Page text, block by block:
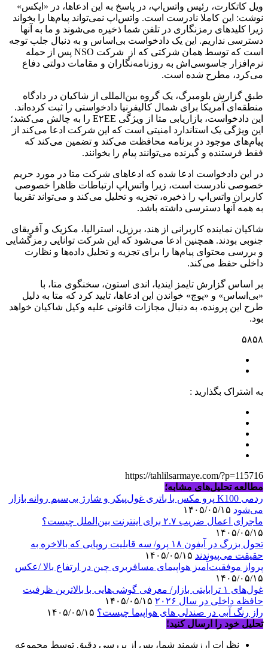
ویل کاتکارت، رئیس واتس‌اپ، در پاسخ به این ادعاها، در «ایکس»
نوشت: این کاملا نادرست است. واتس‌اپ نمی‌تواند پیام‌ها را بخواند
زیرا کلیدهای رمزنگاری در تلفن شما ذخیره می‌شوند و ما به آنها
دسترسی نداریم. این یک دادخواست بی‌اساس و به دنبال جلب توجه
است که توسط همان شرکتی که از شرکت NSO پس از حمله
نرم‌افزار جاسوسی‌اش به روزنامه‌نگاران و مقامات دولتی دفاع
می‌کرد، مطرح شده است.
طبق گزارش بلومبرگ، یک گروه بین‌المللی از شاکیان در دادگاه
منطقه‌ای آمریکا برای شمال کالیفرنیا دادخواستی را ثبت کرده‌اند.
این دادخواست، بازاریابی متا از ویژگی E۲EE را به چالش می‌کشد؛
این ویژگی یک استاندارد امنیتی است که این شرکت ادعا می‌کند از
پیام‌های موجود در برنامه محافظت می‌کند و تضمین می‌کند که
فقط فرستنده و گیرنده می‌توانند پیام را بخوانند.
در این دادخواست ادعا شده که ادعاهای شرکت متا در مورد حریم
خصوصی نادرست است، زیرا واتس‌اپ ارتباطات ظاهرا خصوصی
کاربران واتس‌اپ را ذخیره، تجزیه و تحلیل می‌کند و می‌تواند تقریبا
به همه آنها دسترسی داشته باشد.
شاکیان نماینده کاربرانی از هند، برزیل، استرالیا، مکزیک و آفریقای
جنوبی بودند. همچنین ادعا می‌شود که این شرکت توانایی رمزگشایی
و بررسی محتوای پیام‌ها را برای تجزیه و تحلیل داده‌ها و نظارت
داخلی حفظ می‌کند.
بر اساس گزارش تایمز ایندیا، اندی استون، سخنگوی متا، با
«بی‌اساس» و «پوچ» خواندن این ادعاها، تایید کرد که متا به دلیل
طرح این پرونده، به دنبال مجازات قانونی علیه وکیل شاکیان خواهد
بود.
۵۸۵۸
به اشتراک بگذارید :
https://tahlilsarmaye.com/?p=115716
مطالعه تحلیل‌های مشابه؛
ردمی K100 پرو مکس با باتری غول‌پیکر و شارژ بی‌سیم روانه بازار
می‌شود
ماجرای اعمال ضریب ۲.۷ برای اینترنت بین‌الملل چیست؟
۱۴۰۵/۰۵/۱۵
تحول بزرگ در آیفون ۱۸ پرو/ سه قابلیت رویایی که بالاخره به
حقیقت می‌پیوندند
پرواز موفقیت‌آمیز هواپیمای مسافربری چین در ارتفاع بالا /عکس
۱۴۰۵/۰۵/۱۵
غول‌های ۱ ترابایتی بازار/ معرفی گوشی‌هایی با بالاترین ظرفیت
حافظه داخلی در سال ۲۰۲۶
راز رنگ آبی در صندلی های هواپیما چیست؟
تحلیل خود را ارسال کنید!
نظرات ارزشمند شما، پس از بررسی دقیق توسط مجموعه